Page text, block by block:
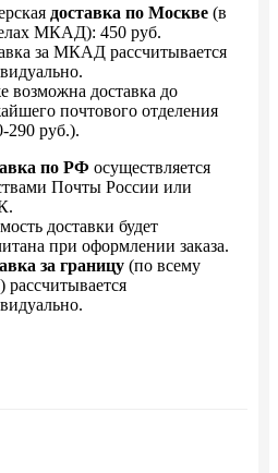
доставка по Москве (в
МКАД): 450 руб.
за МКАД рассчитывается
возможна доставка до
почтового отделения
290 руб.).
по РФ осуществляется
Почты России или
доставки будет
при оформлении заказа.
за границу (по всему
рассчитывается